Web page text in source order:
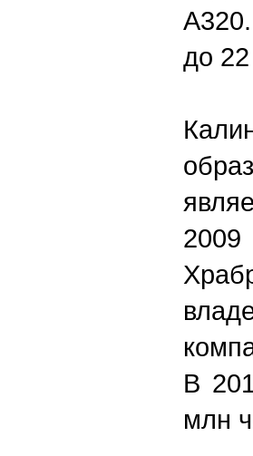
до
2009
В
млн